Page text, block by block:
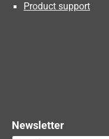
Product support
Newsletter